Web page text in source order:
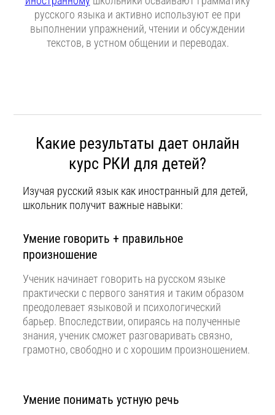
русского языка и активно используют ее при
выполнении упражнений, чтении и обсуждении
текстов, в устном общении и переводах.
Какие результаты дает онлайн
курс РКИ для детей?
Изучая русский язык как иностранный для детей,
школьник получит важные навыки:
Умение говорить + правильное
произношение
Ученик начинает говорить на русском языке
практически с первого занятия и таким образом
преодолевает языковой и психологический
барьер. Впоследствии, опираясь на полученные
знания, ученик сможет разговаривать связно,
грамотно, свободно и с хорошим произношением.
Умение понимать устную речь